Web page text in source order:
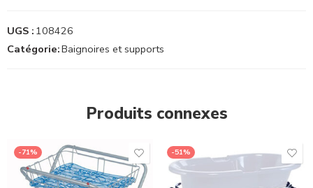
UGS : 108426
Catégorie:Baignoires et supports
Produits connexes
-71% -51%